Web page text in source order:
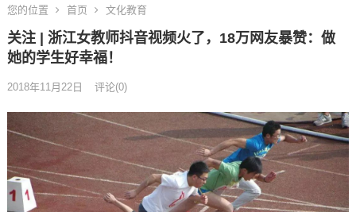
您的位置 首页 文化教育
关注 | 浙江女教师抖音视频火了，18万网友暴赞：做
她的学生好幸福！
2018年11月22日 评论(0)